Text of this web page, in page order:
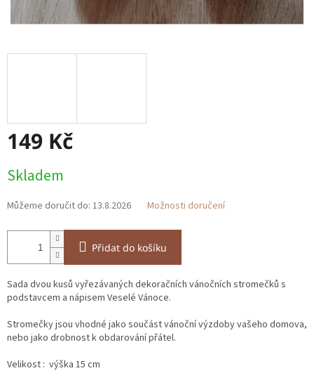
149 Kč
cena:
Skladem
Můžeme doručit do: 13.8.2026 Možnosti doručení
Přidat do košíku
Sada dvou kusů vyřezávaných dekoračních vánočních stromečků s
podstavcem a nápisem Veselé Vánoce.
Stromečky jsou vhodné jako součást vánoční výzdoby vašeho domova,
nebo jako drobnost k obdarování přátel.
Velikost : výška 15 cm